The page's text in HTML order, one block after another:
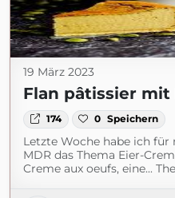
19 März 2023
Flan pâtissier mit
174 0 Speichern
Letzte Woche habe ich
MDR das Thema Eier-
Creme aux oeufs, eine...